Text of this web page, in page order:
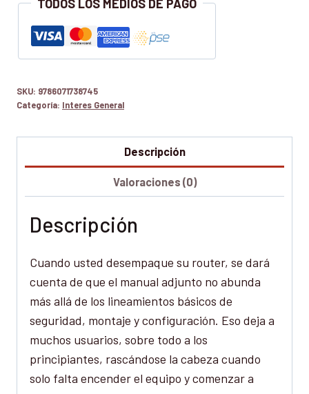
TODOS LOS MEDIOS DE PAGO
SKU: 9786071738745
Categoría: Interes General
Descripción
Valoraciones (0)
Descripción
Cuando usted desempaque su router, se dará
cuenta de que el manual adjunto no abunda
más allá de los lineamientos básicos de
seguridad, montaje y configuración. Eso deja a
muchos usuarios, sobre todo a los
principiantes, rascándose la cabeza cuando
solo falta encender el equipo y comenzar a